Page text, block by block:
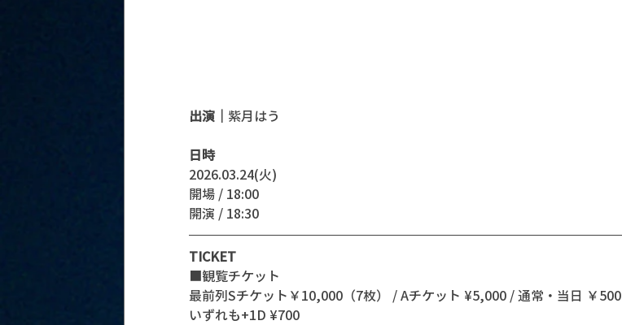
出演｜ 紫月はう
日時
2026.03.24(火)
開場 / 18:00
開演 / 18:30
TICKET
■観覧チケット
最前列Sチケット￥10,000（7枚） / Aチケット ¥5,000 / 通常・当日 ￥500
いずれも+1D ¥700